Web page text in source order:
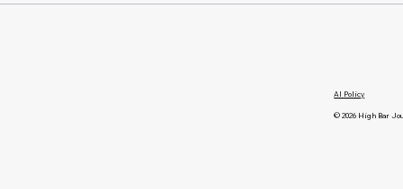
компанію
AI Policy
© 2026 High Bar